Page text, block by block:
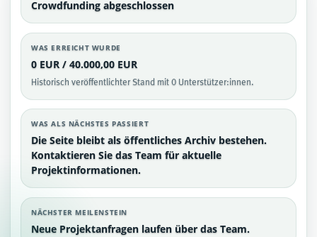
Crowdfunding abgeschlossen
WAS ERREICHT WURDE
0 EUR / 40.000,00 EUR
Historisch veröffentlichter Stand mit 0 Unterstützer:innen.
WAS ALS NÄCHSTES PASSIERT
Die Seite bleibt als öffentliches Archiv bestehen.
Kontaktieren Sie das Team für aktuelle
Projektinformationen.
NÄCHSTER MEILENSTEIN
Neue Projektanfragen laufen über das Team.